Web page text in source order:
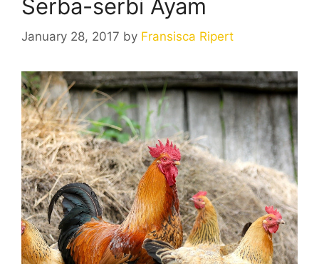
Serba-serbi Ayam
January 28, 2017 by Fransisca Ripert